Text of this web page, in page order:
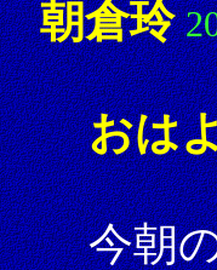
朝倉玲
おは
今朝